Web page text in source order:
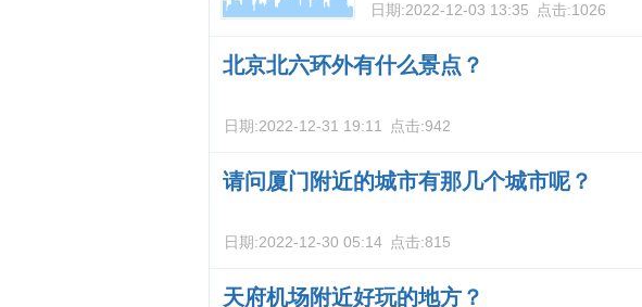
日期:2022-12-03 13:35 点击:1026
北京北六环外有什么景点？
日期:2022-12-31 19:11 点击:942
请问厦门附近的城市有那几个城市呢？
日期:2022-12-30 05:14 点击:815
天府机场附近好玩的地方？